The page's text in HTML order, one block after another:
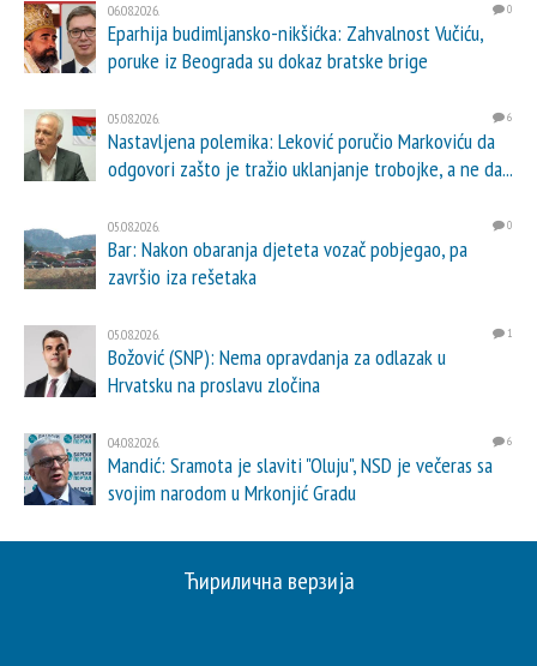
06.08.2026. 0
Eparhija budimljansko-nikšićka: Zahvalnost Vučiću,
poruke iz Beograda su dokaz bratske brige
05.08.2026. 6
Nastavljena polemika: Leković poručio Markoviću da
odgovori zašto je tražio uklanjanje trobojke, a ne da...
05.08.2026. 0
Bar: Nakon obaranja djeteta vozač pobjegao, pa
završio iza rešetaka
05.08.2026. 1
Božović (SNP): Nema opravdanja za odlazak u
Hrvatsku na proslavu zločina
04.08.2026. 6
Mandić: Sramota je slaviti "Oluju", NSD je večeras sa
svojim narodom u Mrkonjić Gradu
Ћирилична верзија